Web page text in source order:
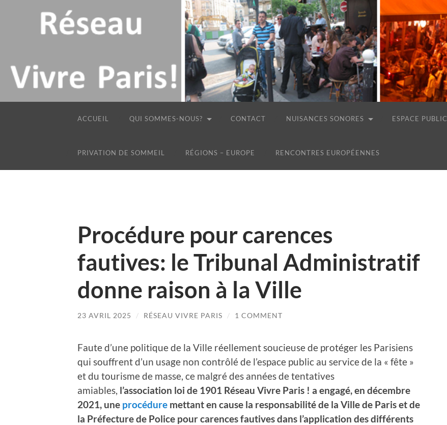
ACCUEIL QUI SOMMES-NOUS? CONTACT NUISANCES SONORES ESPACE PUBLIC
PRIVATION DE SOMMEIL RÉGIONS – EUROPE RENCONTRES EUROPÉENNES
Procédure pour carences
fautives: le Tribunal Administratif
donne raison à la Ville
23 AVRIL 2025 / RÉSEAU VIVRE PARIS / 1 COMMENT
Faute d’une politique de la Ville réellement soucieuse de protéger les Parisiens
qui souffrent d’un usage non contrôlé de l’espace public au service de la « fête »
et du tourisme de masse, ce malgré des années de tentatives
amiables, l’association loi de 1901 Réseau Vivre Paris ! a engagé, en décembre
2021, une procédure mettant en cause la responsabilité de la Ville de Paris et de
la Préfecture de Police pour carences fautives dans l’application des différents